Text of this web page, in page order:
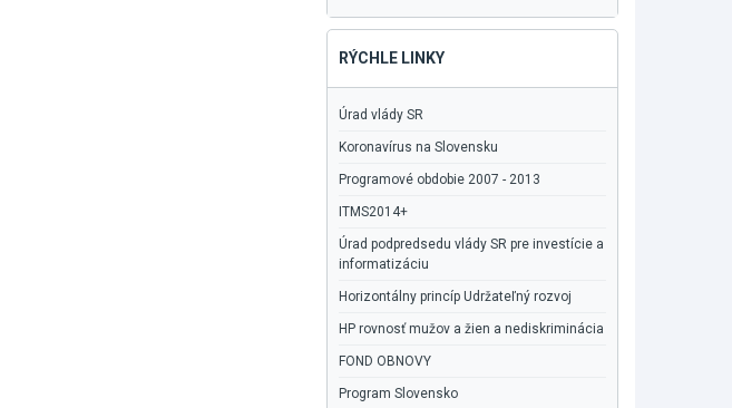
RÝCHLE LINKY
Úrad vlády SR
Koronavírus na Slovensku
Programové obdobie 2007 - 2013
ITMS2014+
Úrad podpredsedu vlády SR pre investície a
informatizáciu
Horizontálny princíp Udržateľný rozvoj
HP rovnosť mužov a žien a nediskriminácia
FOND OBNOVY
Program Slovensko